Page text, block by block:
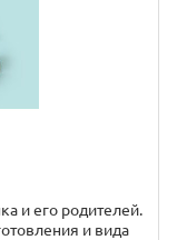
и его родителей.
и вида